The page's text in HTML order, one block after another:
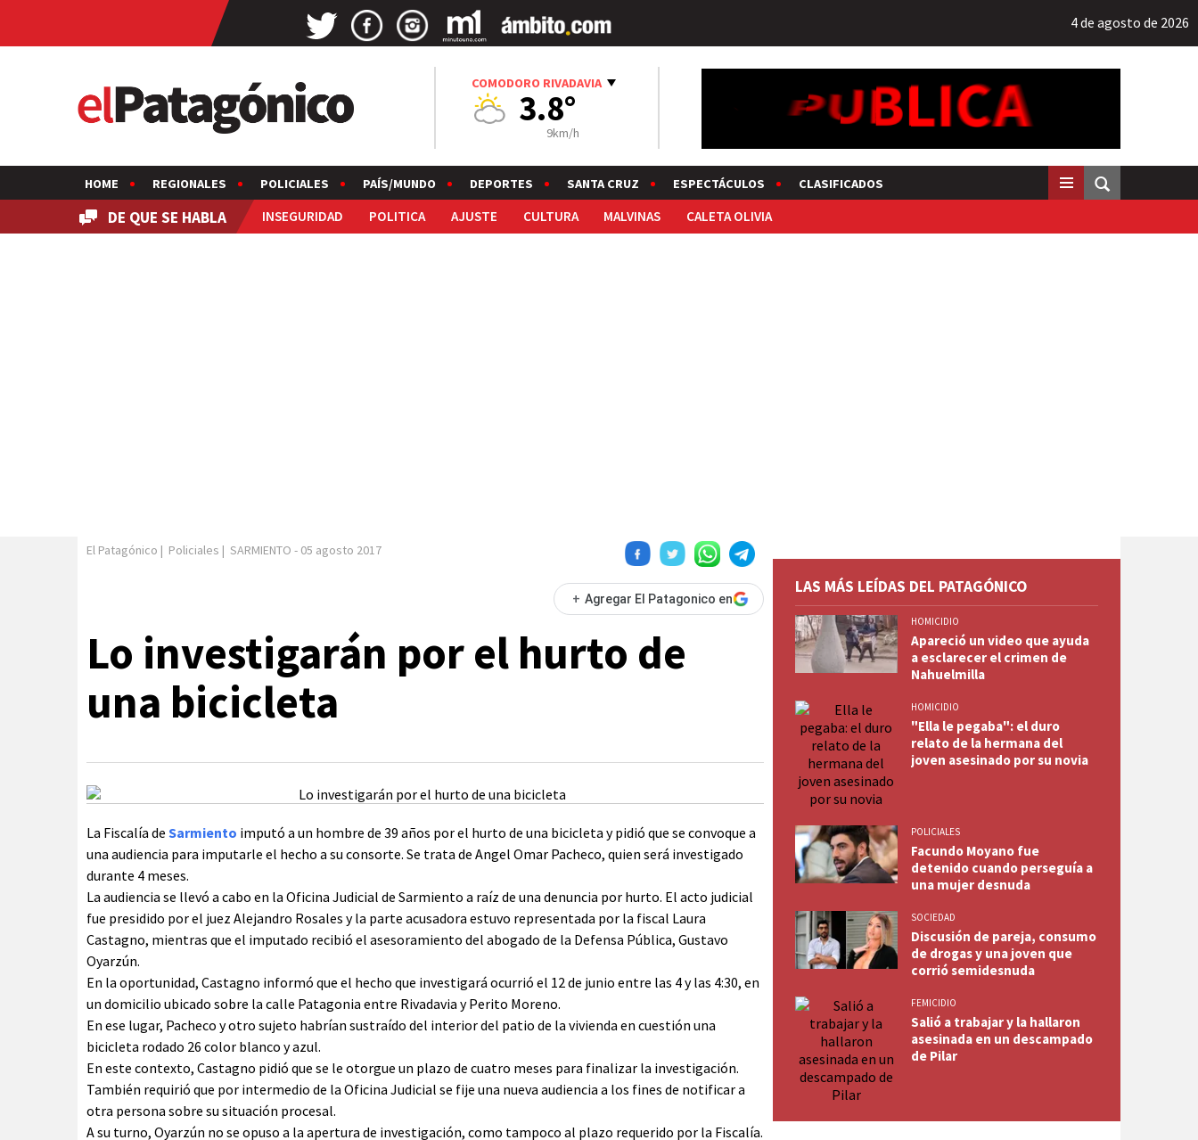
4 de agosto de 2026
COMODORO RIVADAVIA
3.8°
9km/h
HOME REGIONALES POLICIALES PAÍS/MUNDO DEPORTES SANTA CRUZ ESPECTÁCULOS CLASIFICADOS
DE QUE SE HABLA INSEGURIDAD POLITICA AJUSTE CULTURA MALVINAS CALETA OLIVIA
El Patagónico | Policiales | SARMIENTO - 05 agosto 2017
+ Agregar El Patagonico en
Lo investigarán por el hurto de
una bicicleta
La Fiscalía de Sarmiento imputó a un hombre de 39 años por el hurto de una bicicleta y pidió que se convoque a
una audiencia para imputarle el hecho a su consorte. Se trata de Angel Omar Pacheco, quien será investigado
durante 4 meses.
La audiencia se llevó a cabo en la Oficina Judicial de Sarmiento a raíz de una denuncia por hurto. El acto judicial
fue presidido por el juez Alejandro Rosales y la parte acusadora estuvo representada por la fiscal Laura
Castagno, mientras que el imputado recibió el asesoramiento del abogado de la Defensa Pública, Gustavo
Oyarzún.
En la oportunidad, Castagno informó que el hecho que investigará ocurrió el 12 de junio entre las 4 y las 4:30, en
un domicilio ubicado sobre la calle Patagonia entre Rivadavia y Perito Moreno.
En ese lugar, Pacheco y otro sujeto habrían sustraído del interior del patio de la vivienda en cuestión una
bicicleta rodado 26 color blanco y azul.
En este contexto, Castagno pidió que se le otorgue un plazo de cuatro meses para finalizar la investigación.
También requirió que por intermedio de la Oficina Judicial se fije una nueva audiencia a los fines de notificar a
otra persona sobre su situación procesal.
A su turno, Oyarzún no se opuso a la apertura de investigación, como tampoco al plazo requerido por la Fiscalía.
LAS MÁS LEÍDAS DEL PATAGÓNICO
HOMICIDIO
Apareció un video que ayuda
a esclarecer el crimen de
Nahuelmilla
HOMICIDIO
"Ella le pegaba": el duro
relato de la hermana del
joven asesinado por su novia
POLICIALES
Facundo Moyano fue
detenido cuando perseguía a
una mujer desnuda
SOCIEDAD
Discusión de pareja, consumo
de drogas y una joven que
corrió semidesnuda
FEMICIDIO
Salió a trabajar y la hallaron
asesinada en un descampado
de Pilar